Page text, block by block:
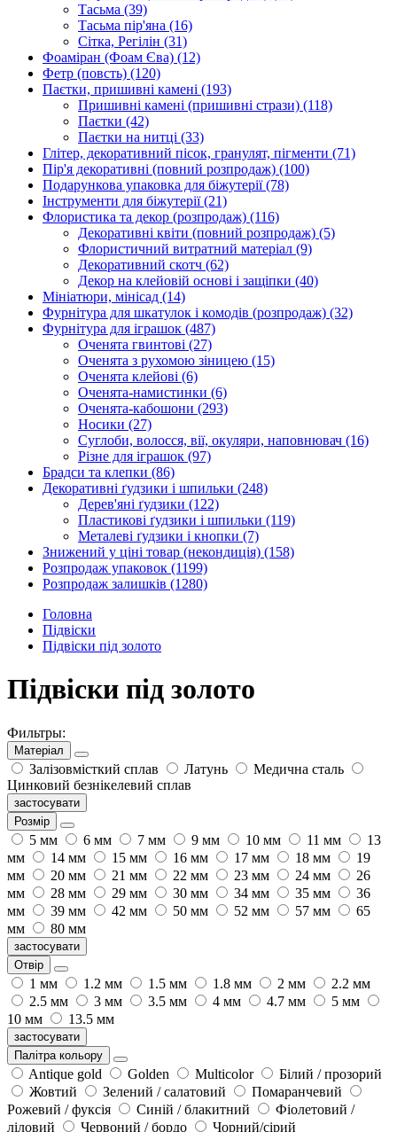
Тасьма (39)
Тасьма пір'яна (16)
Сітка, Регілін (31)
Фоаміран (Фоам Єва) (12)
Фетр (повсть) (120)
Паєтки, пришивні камені (193)
Пришивні камені (пришивні стрази) (118)
Паєтки (42)
Паєтки на нитці (33)
Глітер, декоративний пісок, гранулят, пігменти (71)
Пір'я декоративні (повний розпродаж) (100)
Подарункова упаковка для біжутерії(78)
Інструменти для біжутерії(21)
Флористика та декор (розпродаж) (116)
Декоративні квіти (повний розпродаж) (5)
Флористичний витратний матеріал (9)
Декоративний скотч (62)
Декор на клейовій основі і защіпки (40)
Мініатюри, мінісад (14)
Фурнітура для шкатулок і комодів (розпродаж) (32)
Фурнітура для іграшок (487)
Оченята гвинтові (27)
Оченята з рухомою зіницею (15)
Оченята клейові (6)
Оченята-намистинки (6)
Оченята-кабошони (293)
Носики (27)
Суглоби, волосся, вії, окуляри, наповнювач (16)
Різне для іграшок (97)
Брадси та клепки (86)
Декоративні ґудзики і шпильки (248)
Дерев'яні ґудзики (122)
Пластикові ґудзики і шпильки (119)
Металеві ґудзики і кнопки (7)
Знижений у ціні товар (некондиція) (158)
Розпродаж упаковок (1199)
Розпродаж залишків (1280)
Головна
Підвіски
Підвіски під золото
Підвіски під золото
Фильтры:
Матеріал
Залізовмісткий сплав Латунь
Медична сталь
Цинковий безнікелевий сплав
застосувати
Розмір
5 мм 6 мм 7 мм 9 мм 10 мм 11 мм
13
мм
14 мм 15 мм 16 мм 17 мм 18 мм
19
мм
20 мм 21 мм 22 мм 23 мм 24 мм
26
мм
28 мм 29 мм 30 мм 34 мм 35 мм
36
мм
39 мм 42 мм 50 мм 52 мм 57 мм
65
мм
80 мм
застосувати
Отвір
1 мм 1.2 мм 1.5 мм 1.8 мм 2 мм
2.2 мм
2.5 мм
3 мм 3.5 мм 4 мм 4.7 мм
5 мм
10 мм
13.5 мм
застосувати
Палітра кольору
Antique gold Golden Multicolor
Білий / прозорий
Жовтий
Зелений / салатовий
Помаранчевий
Рожевий / фуксія
Синій / блакитний
Фіолетовий /
ліловий
Червоний / бордо Чорний/сірий